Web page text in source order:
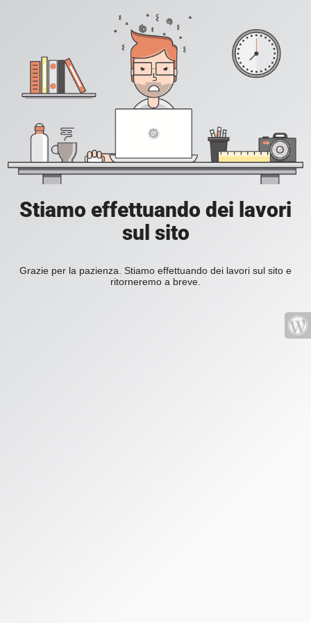
Stiamo effettuando dei lavori
sul sito
Grazie per la pazienza. Stiamo effettuando dei lavori sul sito e
ritorneremo a breve.